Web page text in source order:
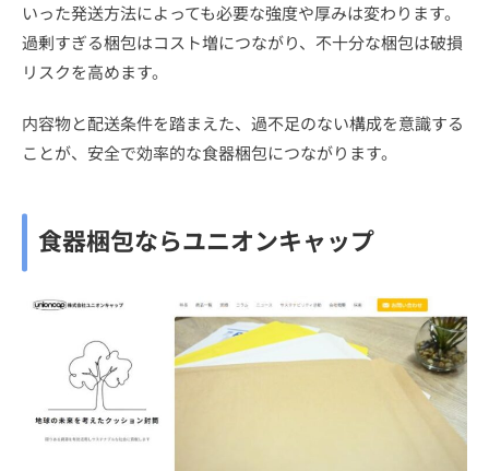
いった発送方法によっても必要な強度や厚みは変わります。
過剰すぎる梱包はコスト増につながり、不十分な梱包は破損
リスクを高めます。
内容物と配送条件を踏まえた、過不足のない構成を意識する
ことが、安全で効率的な食器梱包につながります。
食器梱包ならユニオンキャップ